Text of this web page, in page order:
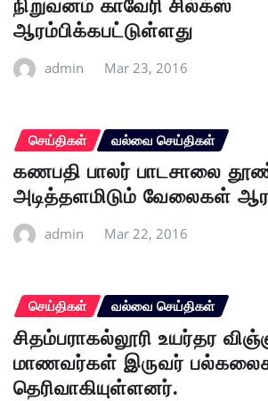
நிறுவனம் காவேரி சில்க்ஸ்
ஆரம்பிக்கபட்டுள்ளது
admin Mar 23, 2016
செய்திகள் வல்வை செய்திகள்
கணபதி பாலர் பாடசாலை
அடித்தளமிடும் வேலைகள்
admin Mar 22, 2016
செய்திகள் வல்வை செய்திகள்
சிதம்பராகல்லூரி உயர்தர
மாணவர்கள் இருவர்
தெரிவாகியுள்ளனர்.